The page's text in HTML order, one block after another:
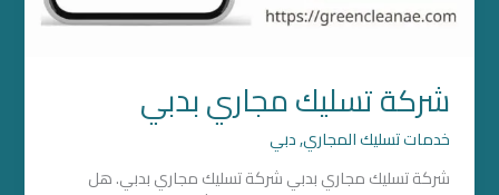
شركة تسليك مجاري بدبي
خدمات تسليك المجاري,دبي
شركة تسليك مجاري بدبي شركة تسليك مجاري بدبي. هل